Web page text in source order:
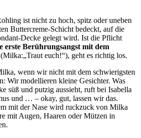
ist nicht zu hoch, spitz oder uneben
Buttercreme-Schicht bedeckt, auf die
Decke gelegt wird. Ist die Pflicht
erste Berührungsangst mit dem
(Milka:„Traut euch!“), geht es richtig los.
wenn wir nicht mit dem schwierigsten
Wir modellieren kleine Gesichter. Was
süß und putzig aussieht, ruft bei Isabella
und … – okay, gut, lassen wir das.
mit der Nase wird ruckzuck von Milka
mit Augen, Haaren oder Mützen in